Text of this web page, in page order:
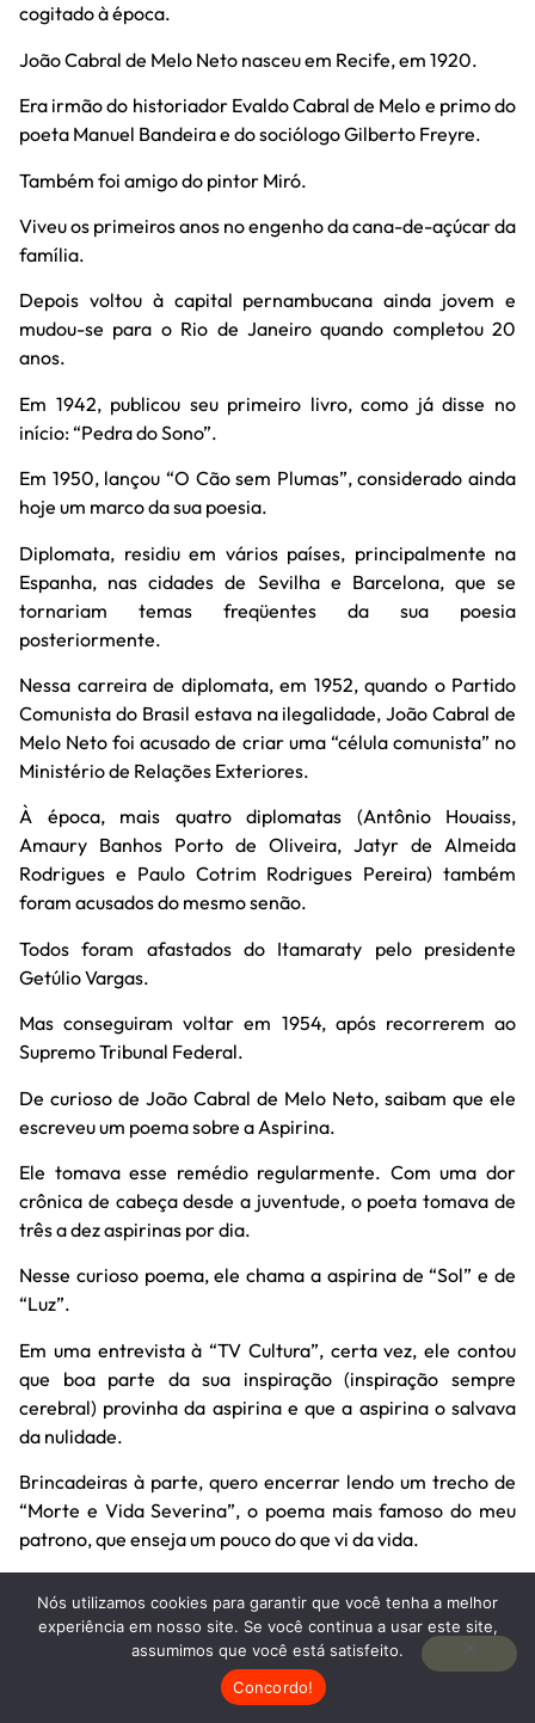
cogitado à época.
João Cabral de Melo Neto nasceu em Recife, em 1920.
Era irmão do historiador Evaldo Cabral de Melo e primo do
poeta Manuel Bandeira e do sociólogo Gilberto Freyre.
Também foi amigo do pintor Miró.
Viveu os primeiros anos no engenho da cana-de-açúcar da
família.
Depois voltou à capital pernambucana ainda jovem e
mudou-se para o Rio de Janeiro quando completou 20
anos.
Em 1942, publicou seu primeiro livro, como já disse no
início: “Pedra do Sono”.
Em 1950, lançou “O Cão sem Plumas”, considerado ainda
hoje um marco da sua poesia.
Diplomata, residiu em vários países, principalmente na
Espanha, nas cidades de Sevilha e Barcelona, que se
tornariam temas freqüentes da sua poesia
posteriormente.
Nessa carreira de diplomata, em 1952, quando o Partido
Comunista do Brasil estava na ilegalidade, João Cabral de
Melo Neto foi acusado de criar uma “célula comunista” no
Ministério de Relações Exteriores.
À época, mais quatro diplomatas (Antônio Houaiss,
Amaury Banhos Porto de Oliveira, Jatyr de Almeida
Rodrigues e Paulo Cotrim Rodrigues Pereira) também
foram acusados do mesmo senão.
Todos foram afastados do Itamaraty pelo presidente
Getúlio Vargas.
Mas conseguiram voltar em 1954, após recorrerem ao
Supremo Tribunal Federal.
De curioso de João Cabral de Melo Neto, saibam que ele
escreveu um poema sobre a Aspirina.
Ele tomava esse remédio regularmente. Com uma dor
crônica de cabeça desde a juventude, o poeta tomava de
três a dez aspirinas por dia.
Nesse curioso poema, ele chama a aspirina de “Sol” e de
“Luz”.
Em uma entrevista à “TV Cultura”, certa vez, ele contou
que boa parte da sua inspiração (inspiração sempre
cerebral) provinha da aspirina e que a aspirina o salvava
da nulidade.
Brincadeiras à parte, quero encerrar lendo um trecho de
“Morte e Vida Severina”, o poema mais famoso do meu
patrono, que enseja um pouco do que vi da vida.
que o espetáculo da vida:
Nós utilizamos cookies para garantir que você tenha a melhor
experiência em nosso site. Se você continua a usar este site,
assumimos que você está satisfeito.
Concordo!